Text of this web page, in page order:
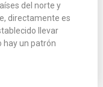
del norte y
directamente es
llevar
hay un patrón